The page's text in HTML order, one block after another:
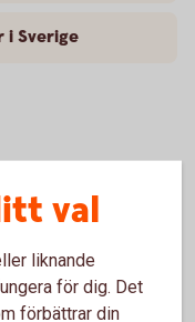
Sverige
vid
och har
val
liknande
för dig. Det
förbättrar din